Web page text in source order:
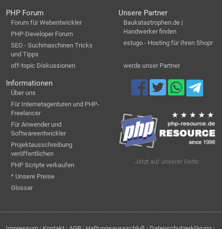
PHP Forum
Forum für Webentwickler
PHP-Developer Forum
SEO - Suchmaschinen Tricks
und Tipps
off-topic Diskussionen
Unsere Partner
Baukatastrophen.de |
Handwerker finden
estugo - Hosting für Ihren Shopr
werde unser Partner
Informationen
Über uns
Für Internetagenturen und PHP-
Freelancer
Für Anwender und
Softwareentwickler
Projektausschreibung
veröffentlichen
PHP Scripte verkaufen
* Unsere Preise
Glossar
Jetzt auf unserer Seite: